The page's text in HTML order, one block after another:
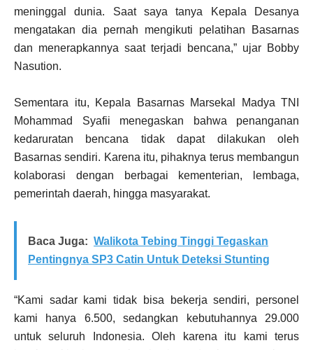
meninggal dunia. Saat saya tanya Kepala Desanya
mengatakan dia pernah mengikuti pelatihan Basarnas
dan menerapkannya saat terjadi bencana,” ujar Bobby
Nasution.
Sementara itu, Kepala Basarnas Marsekal Madya TNI
Mohammad Syafii menegaskan bahwa penanganan
kedaruratan bencana tidak dapat dilakukan oleh
Basarnas sendiri. Karena itu, pihaknya terus membangun
kolaborasi dengan berbagai kementerian, lembaga,
pemerintah daerah, hingga masyarakat.
Baca Juga: Walikota Tebing Tinggi Tegaskan
Pentingnya SP3 Catin Untuk Deteksi Stunting
“Kami sadar kami tidak bisa bekerja sendiri, personel
kami hanya 6.500, sedangkan kebutuhannya 29.000
untuk seluruh Indonesia. Oleh karena itu kami terus